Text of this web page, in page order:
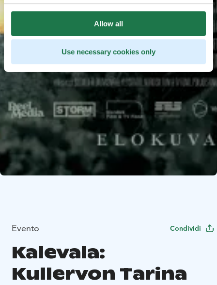
Allow all
Use necessary cookies only
Evento Condividi
Kalevala:
Kullervon Tarina